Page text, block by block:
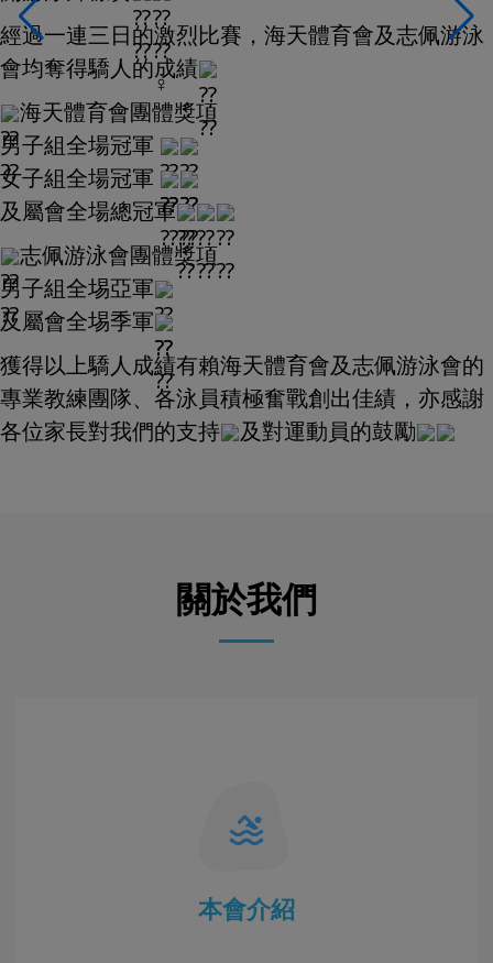
經過一連三日的激烈比賽，海天體育會及志佩游泳
會均奪得驕人的成績
海天體育會團體獎項
男子組全場冠軍
女子組全場冠軍
及屬會全場總冠軍
志佩游泳會團體獎項
男子組全埸亞軍
及屬會全埸季軍
獲得以上驕人成績有賴海天體育會及志佩游泳會的
專業教練團隊、各泳員積極奮戰創出佳績，亦感謝
各位家長對我們的支持
及對運動員的鼓勵
關於我們
本會介紹